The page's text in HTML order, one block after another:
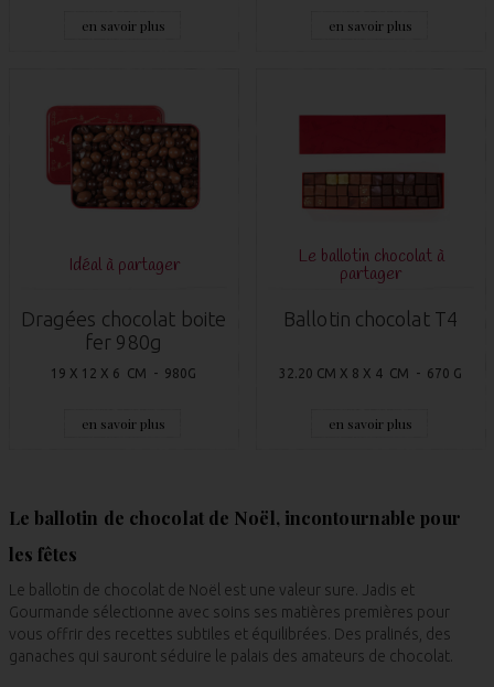
en savoir plus en savoir plus
Idéal à partager
Dragées chocolat boite
fer 980g
19 X 12 X 6 CM - 980G
en savoir plus
Le ballotin chocolat à
partager
Ballotin chocolat T4
32.20 CM X 8 X 4 CM - 670 G
en savoir plus
Le ballotin de chocolat de Noël, incontournable pour
les fêtes
Le ballotin de chocolat de Noël est une valeur sure. Jadis et
Gourmande sélectionne avec soins ses matières premières pour
vous offrir des recettes subtiles et équilibrées. Des pralinés, des
ganaches qui sauront séduire le palais des amateurs de chocolat.